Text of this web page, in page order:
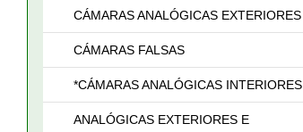
CÁMARAS ANALÓGICAS EXTERIORES
CÁMARAS FALSAS
*CÁMARAS ANALÓGICAS INTERIORES
ANALÓGICAS EXTERIORES E